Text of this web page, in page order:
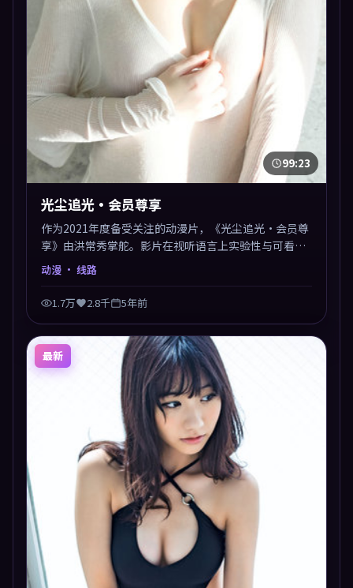
99:23
光尘追光·会员尊享
作为2021年度备受关注的动漫片，《光尘追光·会员尊
享》由洪常秀掌舵。影片在视听语言上实验性与可看性
兼顾，人物关系错综复杂，后劲十足。美术与服化还原
年代质感，细节经得起暂停回看。
动漫 · 线路
1.7万 2.8千 5年前
最新